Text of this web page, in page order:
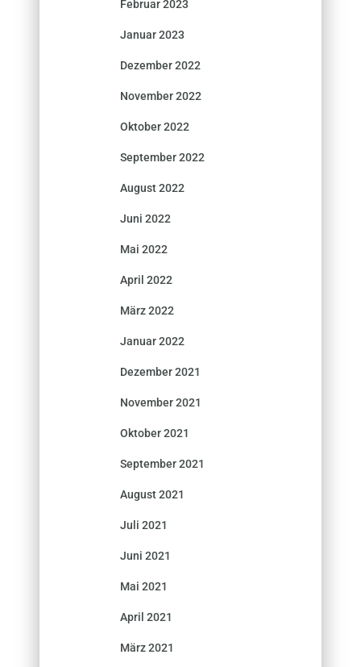
Februar 2023
Januar 2023
Dezember 2022
November 2022
Oktober 2022
September 2022
August 2022
Juni 2022
Mai 2022
April 2022
März 2022
Januar 2022
Dezember 2021
November 2021
Oktober 2021
September 2021
August 2021
Juli 2021
Juni 2021
Mai 2021
April 2021
März 2021